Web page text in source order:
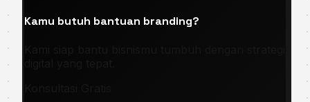
Kamu butuh bantuan branding?